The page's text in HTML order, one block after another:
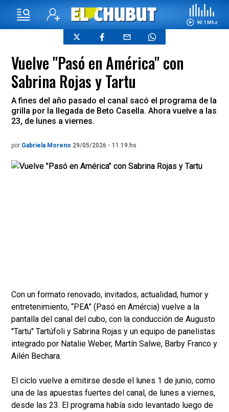
90.1 Mhz
Vuelve "Pasó en América" con
Sabrina Rojas y Tartu
A fines del año pasado el canal sacó el programa de la
grilla por la llegada de Beto Casella. Ahora vuelve a las
23, de lunes a viernes.
por Gabriela Moreno 29/05/2026 - 11.19.hs
Con un formato renovado, invitados, actualidad, humor y
entretenimiento, “PEA” (Pasó en Amércia) vuelve a la
pantalla del canal del cubo, con la conducción de Augusto
"Tartu" Tartúfoli y Sabrina Rojas y un equipo de panelistas
integrado por Natalie Weber, Martín Salwe, Barby Franco y
Ailén Bechara.
El ciclo vuelve a emitirse desde el lunes 1 de junio, como
una de las apuestas fuertes del canal, de lunes a viernes,
desde las 23. El programa había sido levantado luego de